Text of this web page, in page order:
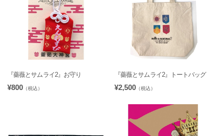
『薔薇とサムライ2』お守り
¥800 （税込）
『薔薇とサムライ2』トートバッグ
¥2,500 （税込）